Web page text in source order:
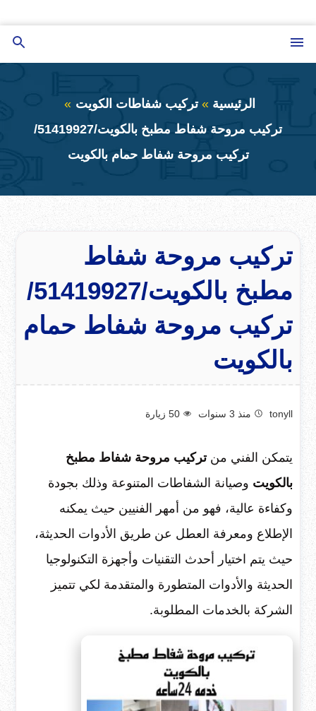
إلى
المحتوى
الرئيسية
تركيب شفاطات الكويت
تركيب مروحة شفاط مطبخ بالكويت/51419927/
تركيب مروحة شفاط حمام بالكويت
تركيب مروحة شفاط
مطبخ بالكويت/51419927/
تركيب مروحة شفاط حمام
بالكويت
tonyll منذ 3 سنوات 50 زيارة
يتمكن الفني منتركيب مروحة شفاط مطبخ
بالكويت وصيانة الشفاطات المتنوعة وذلك بجودة
وكفاءة عالية، فهو من أمهر الفنيين حيث يمكنه
الإطلاع ومعرفة العطل عن طريق الأدوات الحديثة،
حيث يتم اختيار أحدث التقنيات وأجهزة التكنولوجيا
الحديثة والأدوات المتطورة والمتقدمة لكي تتميز
الشركة بالخدمات المطلوبة.